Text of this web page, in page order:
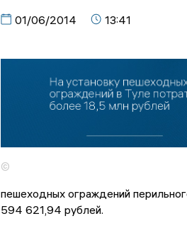
01/06/2014 13:41
©
пешеходных ограждений
594 621,94 рублей.